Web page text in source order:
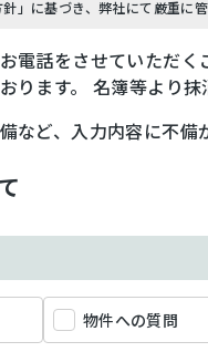
」に基づき、弊社にて厳重に管
電話をさせていただ
ります。 名簿等より
など、入力内容に不
物件への質問